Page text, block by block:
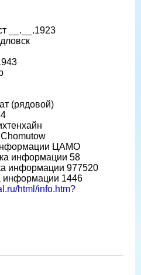
__.__.1923
(рядовой)
ЦАМО
информации 58
информации 977520
информации 1446
html/info.htm?